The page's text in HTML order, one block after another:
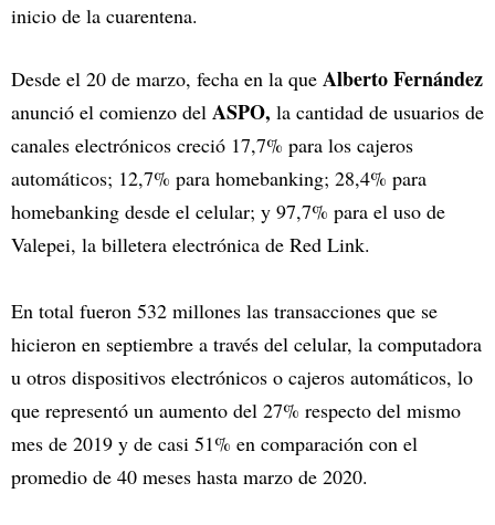
inicio de la cuarentena.
Desde el 20 de marzo, fecha en la que Alberto Fernández
anunció el comienzo del ASPO, la cantidad de usuarios de
canales electrónicos creció 17,7% para los cajeros
automáticos; 12,7% para homebanking; 28,4% para
homebanking desde el celular; y 97,7% para el uso de
Valepei, la billetera electrónica de Red Link.
En total fueron 532 millones las transacciones que se
hicieron en septiembre a través del celular, la computadora
u otros dispositivos electrónicos o cajeros automáticos, lo
que representó un aumento del 27% respecto del mismo
mes de 2019 y de casi 51% en comparación con el
promedio de 40 meses hasta marzo de 2020.